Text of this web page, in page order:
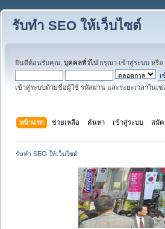
รับทำ SEO ให้เว็บไซต์
ยินดีต้อนรับคุณ, บุคคลทั่วไป กรุณา เข้าสู่ระบบ หรือ
เข้าสู่ระบบด้วยชื่อผู้ใช้ รหัสผ่าน และระยะเวลาในเ
หน้าแรก ช่วยเหลือ ค้นหา เข้าสู่ระบบ สมัค
รับทำ SEO ให้เว็บไซต์